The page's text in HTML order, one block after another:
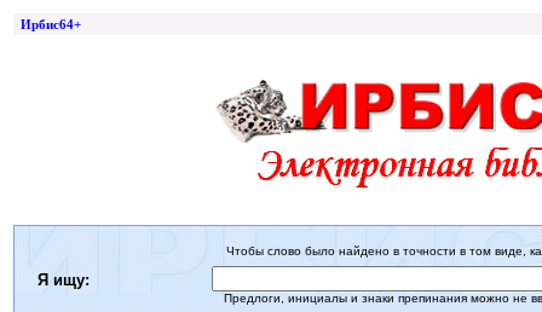
Ирбис64+
Я ищу:
Чтобы слово было найдено в точности в том виде,
Предлоги, инициалы и знаки препинания можно не